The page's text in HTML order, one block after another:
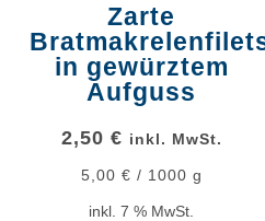
Zarte
in gewürztem
Aufguss
2,50 € inkl. MwSt.
5,00 € / 1000 g
inkl. 7 % MwSt.